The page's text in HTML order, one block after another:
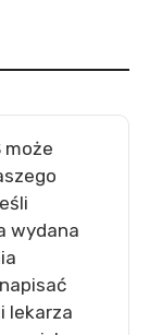
może
wydana
lekarza